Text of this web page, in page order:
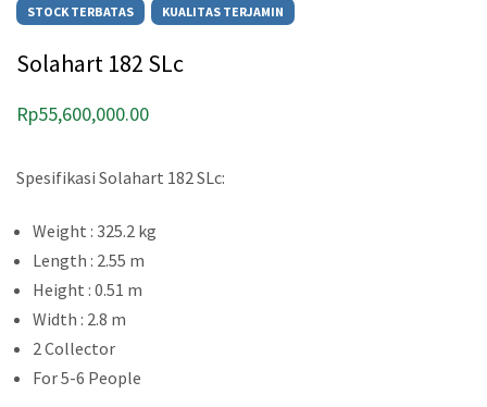
STOCK TERBATAS KUALITAS TERJAMIN
Solahart 182 SLc
Rp55,600,000.00
Spesifikasi Solahart 182 SLc:
Weight : 325.2 kg
Length : 2.55 m
Height : 0.51 m
Width : 2.8 m
2 Collector
For 5-6 People